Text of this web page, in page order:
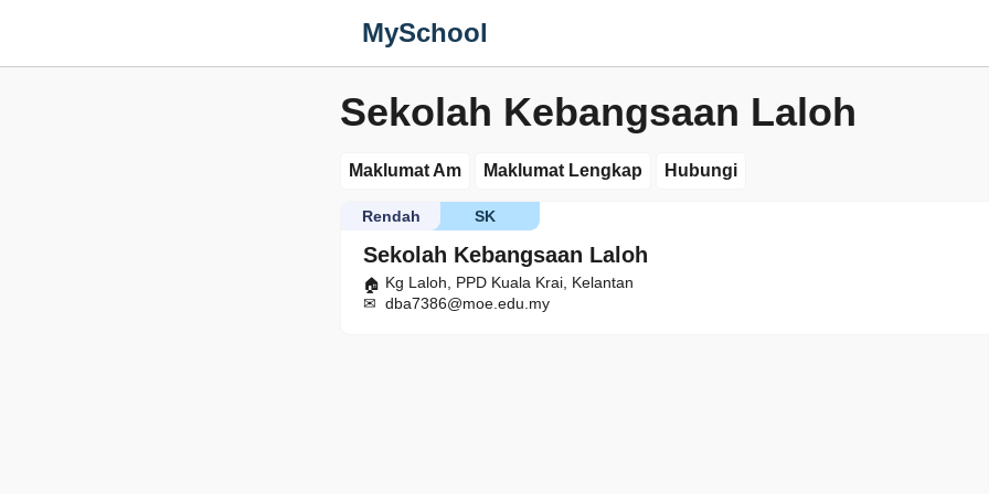
MySchool
Sekolah Kebangsaan Laloh
Maklumat Am Maklumat Lengkap Hubungi
Sekolah Kebangsaan Laloh
SK
Rendah
Kg Laloh, PPD Kuala Krai, Kelantan
dba7386@moe.edu.my